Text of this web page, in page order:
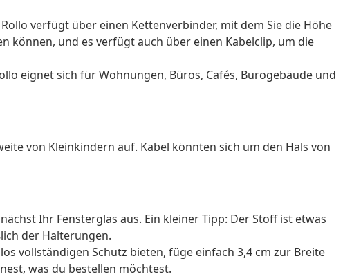
verfügt über einen Kettenverbinder, mit dem Sie die Höhe
können, und es verfügt auch über einen Kabelclip, um die
eignet sich für Wohnungen, Büros, Cafés, Bürogebäude und
von Kleinkindern auf. Kabel könnten sich um den Hals von
Ihr Fensterglas aus. Ein kleiner Tipp: Der Stoff ist etwas
der Halterungen.
vollständigen Schutz bieten, füge einfach 3,4 cm zur Breite
was du bestellen möchtest.